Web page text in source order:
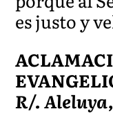
es justo y
R/.